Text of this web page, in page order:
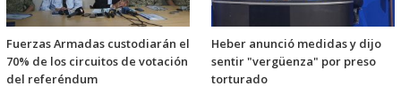
Fuerzas Armadas custodiarán el
70% de los circuitos de votación
del referéndum
Heber anunció medidas y dijo
sentir "vergüenza" por preso
torturado